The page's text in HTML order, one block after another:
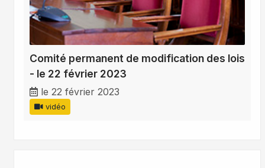
Comité permanent de modification des lois
- le 22 février 2023
le 22 février 2023
vidéo